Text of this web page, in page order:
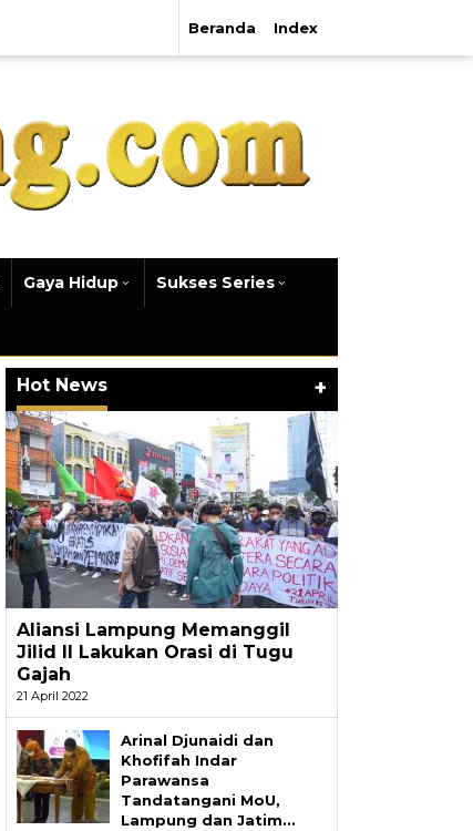
Beranda Index
Gaya Hidup Sukses Series
Hot News +
Aliansi Lampung Memanggil
Jilid II Lakukan Orasi di Tugu
Gajah
21 April 2022
Arinal Djunaidi dan
Khofifah Indar
Parawansa
Tandatangani MoU,
Lampung dan Jatim…